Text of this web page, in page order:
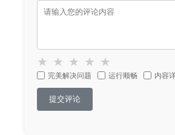
★ ★ ★ ★ ★
完美解决问题 运行顺畅 内容
提交评论